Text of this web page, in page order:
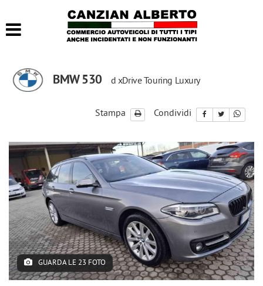
ACQUISTIAMO USATOBMW 530 d xDrive Touring Luxury
Stampa Condividi
GUARDA LE 23 FOTO